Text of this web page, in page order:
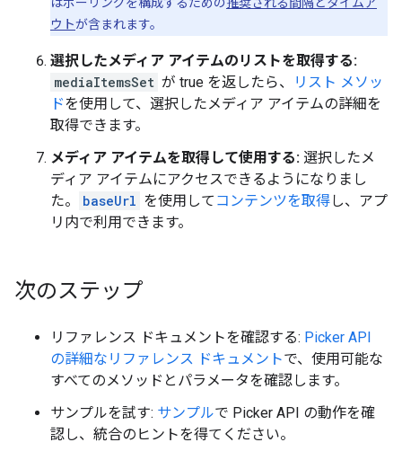
ウトが含まれます。
選択したメディア アイテムのリストを取得する:
mediaItemsSet が true を返したら、
リスト メソッ
ドを使用して、選択したメディア アイテムの詳細を
取得できます。
メディア アイテムを取得して使用する: 選択したメ
ディア アイテムにアクセスできるようになりまし
た。
baseUrl を使用して コンテンツを取得し、アプ
リ内で利用できます。
次のステップ
リファレンス ドキュメントを確認する: Picker API
の詳細なリファレンス ドキュメントで、使用可能な
すべてのメソッドとパラメータを確認します。
サンプルを試す: サンプルで Picker API の動作を確
認し、統合のヒントを得てください。